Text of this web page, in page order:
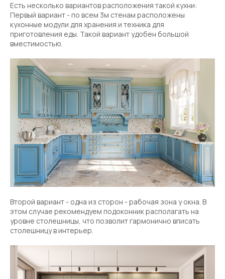
Есть несколько вариантов расположения такой кухни:
Первый вариант - по всем 3м стенам расположены
кухонные модули для хранения и техника для
приготовления еды. Такой вариант удобен большой
вместимостью.
Второй вариант - одна из сторон - рабочая зона у окна. В
этом случае рекомендуем подоконник располагать на
уровне столешницы, что позволит гармонично вписать
столешницу в интерьер.